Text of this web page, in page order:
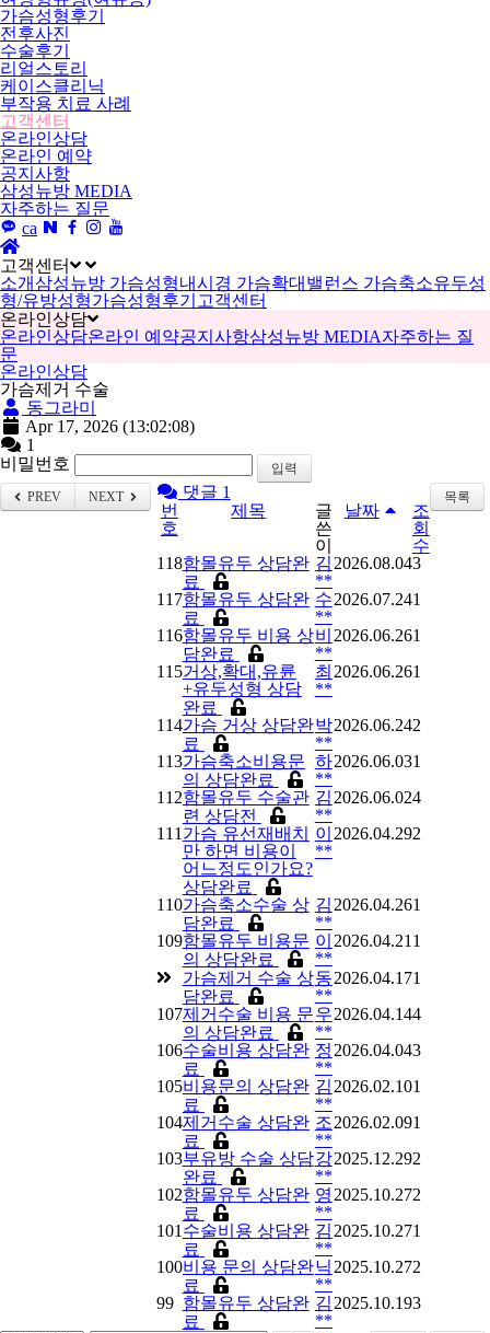
가슴성형후기
전후사진
수술후기
리얼스토리
케이스클리닉
부작용 치료 사례
고객센터
온라인상담
온라인 예약
공지사항
삼성뉴방 MEDIA
자주하는 질문
ca
고객센터
소개삼성뉴방 가슴성형내시경 가슴확대 밸런스 가슴축소유두성
형/유방성형가슴성형후기 고객센터
온라인상담
온라인상담온라인 예약공지사항삼성뉴방 MEDIA자주하는 질
문
온라인상담
가슴제거 수술
동그라미
Apr 17, 2026 (13:02:08)
1
비밀번호
입력
PREV
NEXT 목록
댓글 1
번
호
제목
글
쓴
이
날짜
조
회
수
118함몰유두 상담완
료
김
**
2026.08.043
117함몰유두 상담완
료
수
**
2026.07.241
116함몰유두 비용 상
담완료
비
**
2026.06.261
115거상,확대,유륜
+유두성형 상담
완료
최
**
2026.06.261
114가슴 거상 상담완
료
박
**
2026.06.242
113가슴축소비용문
의 상담완료
하
**
2026.06.031
112함몰유두 수술관
련 상담전
김
**
2026.06.024
111 가슴 유선재배치
만 하면 비용이
어느정도인가요?
상담완료
이
**
2026.04.292
110가슴축소수술 상
담완료
김
**
2026.04.261
109함몰유두 비용문
의 상담완료
이
**
2026.04.21 1
가슴제거 수술 상
담완료
동
**
2026.04.171
107제거수술 비용 문
의 상담완료
우
**
2026.04.144
106수술비용 상담완
료
정
**
2026.04.043
105비용문의 상담완
료
김
**
2026.02.101
104제거수술 상담완
료
조
**
2026.02.091
103부유방 수술 상담
완료
강
**
2025.12.292
102함몰유두 상담완
료
영
**
2025.10.272
101 수술비용 상담완
료
김
**
2025.10.271
100비용 문의 상담완
료
닉
**
2025.10.272
99 함몰유두 상담완
료
김
**
2025.10.193